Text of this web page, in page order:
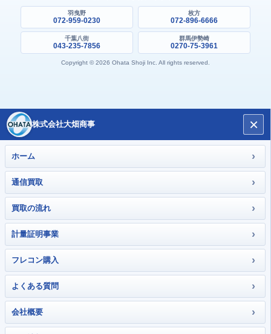
羽曳野
072-959-0230
枚方
072-896-6666
千葉八街
043-235-7856
群馬伊勢崎
0270-75-3961
Copyright © 2026 Ohata Shoji Inc. All rights reserved.
株式会社大畑商事 ×
ホーム ›
通信買取 ›
買取の流れ ›
計量証明事業 ›
フレコン購入 ›
よくある質問 ›
会社概要 ›